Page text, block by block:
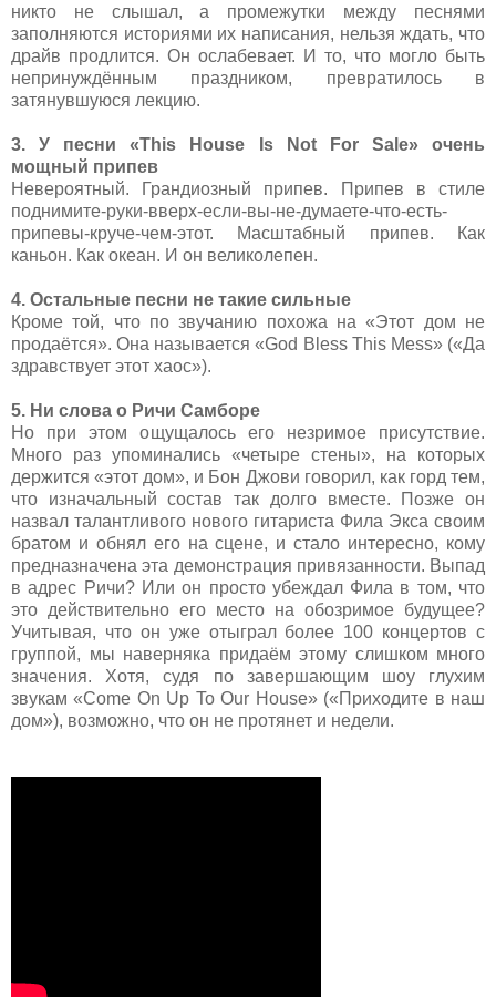
никто не слышал, а промежутки между песнями
заполняются историями их написания, нельзя ждать, что
драйв продлится. Он ослабевает. И то, что могло быть
непринуждённым праздником, превратилось в
затянувшуюся лекцию.
3. У песни «This House Is Not For Sale» очень
мощный припев
Невероятный. Грандиозный припев. Припев в стиле
поднимите-руки-вверх-если-вы-не-думаете-что-есть-
припевы-круче-чем-этот. Масштабный припев. Как
каньон. Как океан. И он великолепен.
4. Остальные песни не такие сильные
Кроме той, что по звучанию похожа на «Этот дом не
продаётся». Она называется «God Bless This Mess» («Да
здравствует этот хаос»).
5. Ни слова о Ричи Самборе
Но при этом ощущалось его незримое присутствие.
Много раз упоминались «четыре стены», на которых
держится «этот дом», и Бон Джови говорил, как горд тем,
что изначальный состав так долго вместе. Позже он
назвал талантливого нового гитариста Фила Экса своим
братом и обнял его на сцене, и стало интересно, кому
предназначена эта демонстрация привязанности. Выпад
в адрес Ричи? Или он просто убеждал Фила в том, что
это действительно его место на обозримое будущее?
Учитывая, что он уже отыграл более 100 концертов с
группой, мы наверняка придаём этому слишком много
значения. Хотя, судя по завершающим шоу глухим
звукам «Come On Up To Our House» («Приходите в наш
дом»), возможно, что он не протянет и недели.